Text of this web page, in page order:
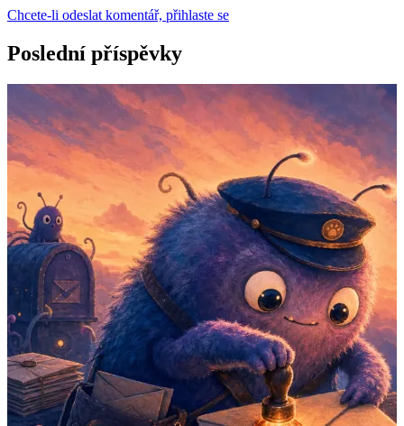
Chcete-li odeslat komentář, přihlaste se
Poslední příspěvky